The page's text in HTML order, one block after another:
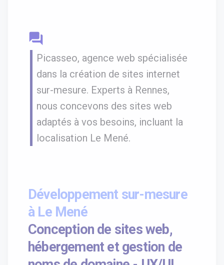
question_answer
Picasseo, agence web spécialisée
dans la création de sites internet
sur-mesure. Experts à Rennes,
nous concevons des sites web
adaptés à vos besoins, incluant la
localisation Le Mené.
Développement sur-mesure
à Le Mené
Conception de sites web,
hébergement et gestion de